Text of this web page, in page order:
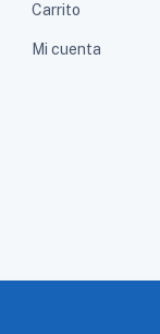
Carrito
Mi cuenta